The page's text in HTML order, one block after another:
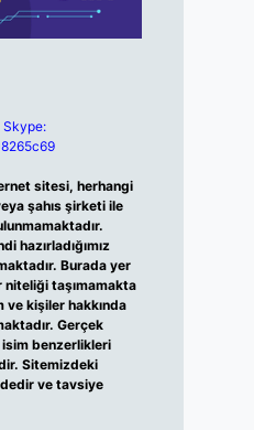
Skype:
sitesi, herhangi
şahıs şirketi ile
hazırladığımız
Burada yer
taşımamakta
kişiler hakkında
Gerçek
benzerlikleri
Sitemizdeki
ve tavsiye